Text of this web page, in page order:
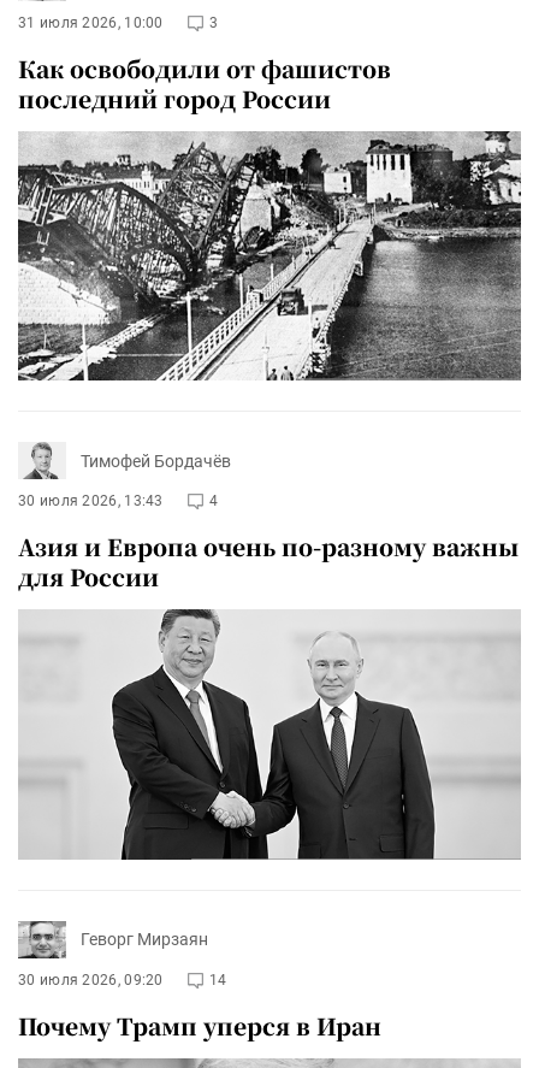
31 июля 2026, 10:00 3
Как освободили от фашистов
последний город России
Тимофей Бордачёв
30 июля 2026, 13:43 4
Азия и Европа очень по-разному важны
для России
Геворг Мирзаян
30 июля 2026, 09:20 14
Почему Трамп уперся в Иран